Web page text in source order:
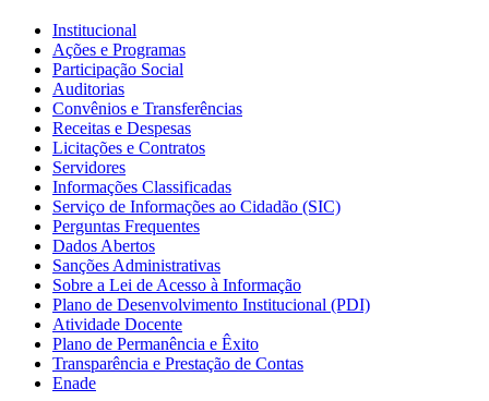
Institucional
Ações e Programas
Participação Social
Auditorias
Convênios e Transferências
Receitas e Despesas
Licitações e Contratos
Servidores
Informações Classificadas
Serviço de Informações ao Cidadão (SIC)
Perguntas Frequentes
Dados Abertos
Sanções Administrativas
Sobre a Lei de Acesso à Informação
Plano de Desenvolvimento Institucional (PDI)
Atividade Docente
Plano de Permanência e Êxito
Transparência e Prestação de Contas
Enade